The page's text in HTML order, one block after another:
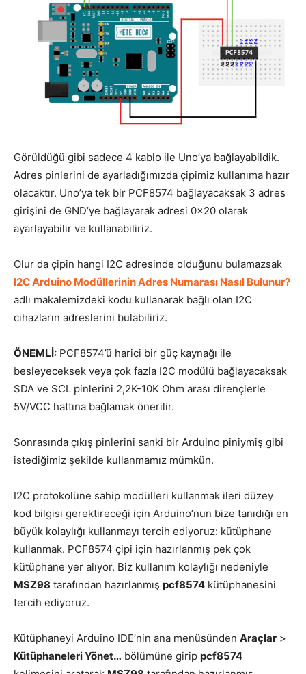
Görüldüğü gibi sadece 4 kablo ile Uno’ya bağlayabildik.
Adres pinlerini de ayarladığımızda çipimiz kullanıma hazır
olacaktır. Uno’ya tek bir PCF8574 bağlayacaksak 3 adres
girişini de GND’ye bağlayarak adresi 0x20 olarak
ayarlayabilir ve kullanabiliriz.
Olur da çipin hangi I2C adresinde olduğunu bulamazsak
I2C Arduino Modüllerinin Adres Numarası Nasıl Bulunur?
adlı makalemizdeki kodu kullanarak bağlı olan I2C
cihazların adreslerini bulabiliriz.
ÖNEMLİ: PCF8574’ü harici bir güç kaynağı ile
besleyeceksek veya çok fazla I2C modülü bağlayacaksak
SDA ve SCL pinlerini 2,2K-10K Ohm arası dirençlerle
5V/VCC hattına bağlamak önerilir.
Sonrasında çıkış pinlerini sanki bir Arduino piniymiş gibi
istediğimiz şekilde kullanmamız mümkün.
I2C protokolüne sahip modülleri kullanmak ileri düzey
kod bilgisi gerektireceği için Arduino’nun bize tanıdığı en
büyük kolaylığı kullanmayı tercih ediyoruz: kütüphane
kullanmak. PCF8574 çipi için hazırlanmış pek çok
kütüphane yer alıyor. Biz kullanım kolaylığı nedeniyle
MSZ98 tarafından hazırlanmış pcf8574 kütüphanesini
tercih ediyoruz.
Kütüphaneyi Arduino IDE’nin ana menüsünden Araçlar >
Kütüphaneleri Yönet… bölümüne girip pcf8574